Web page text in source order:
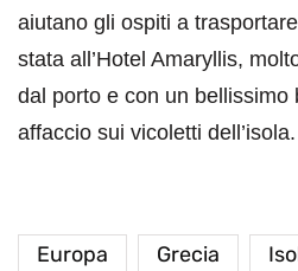
aiutano gli ospiti a
stata all’Hotel Amaryllis,
dal porto e con un bellissimo
affaccio sui vicoletti dell’isola.
Europa Grecia